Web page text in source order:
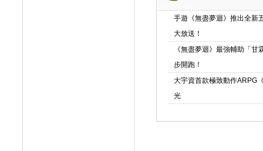
手遊《無盡夢迴》推出全新
大放送！
《無盡夢迴》最強輔助「
步開跑！
大宇資首款極致動作ARPG
光